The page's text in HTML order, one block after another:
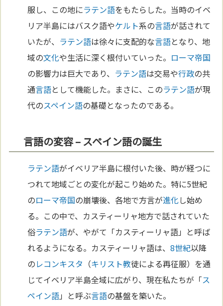
服し、この地にラテン語をもたらした。当時のイベ
リア半島にはバスク語やケルト系の言語が話されて
いたが、 ラテン語は徐々に支配的な言語となり、地
域の文化や生活に深く根付いていった。 ローマ帝国
の影響力は巨大であり、 ラテン語は交易や行政の共
通言語として機能した。まさに、このラテン語が現
代のスペイン語の基礎となったのである。
言語の変容 – スペイン語の誕生
ラテン語がイベリア半島に根付いた後、時が経つに
つれて地域ごとの変化が起こり始めた。特に5世紀
のローマ帝国の崩壊後、各地で方言が進化し始め
る。この中で、カスティーリャ地方で話されていた
俗ラテン語が、やがて「カスティーリャ語」と呼ば
れるようになる。カスティーリャ語は、8世紀以降
のレコンキスタ （キリスト教徒による再征服）を通
じてイベリア半島全域に広がり、現在私たちが「ス
ペイン語」と呼ぶ言語の基盤を築いた。